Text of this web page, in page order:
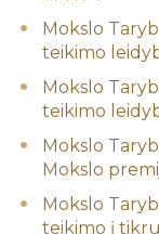
Mokslo
teikimo
Mokslo
teikimo
Mokslo
Mokslo
Mokslo
teikimo į